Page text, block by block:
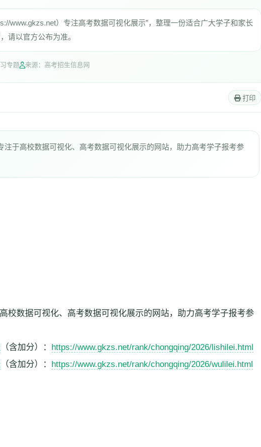
www.gkzs.net）专注高考数据可视化展示”，整理一份适合广大学子和家长
请以官方公布为准。
专题 来源：高考招生信息网
打印
注于高校数据可视化、高考数据可视化展示的网站，助力高考学子报考参
校数据可视化、高考数据可视化展示的网站，助力高考学子报考参
（含加分）： https://www.gkzs.net/rank/chongqing/2026/lishilei.html
（含加分）： https://www.gkzs.net/rank/chongqing/2026/wulilei.html